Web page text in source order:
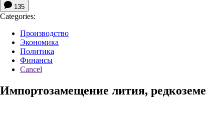
135
Categories:
Производство
Экономика
Политика
Финансы
Cancel
Импортозамещение лития,